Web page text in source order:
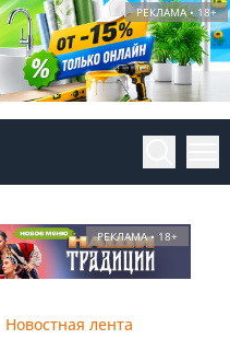
РЕКЛАМА • 18+
РЕКЛАМА • 18+
Новостная лента